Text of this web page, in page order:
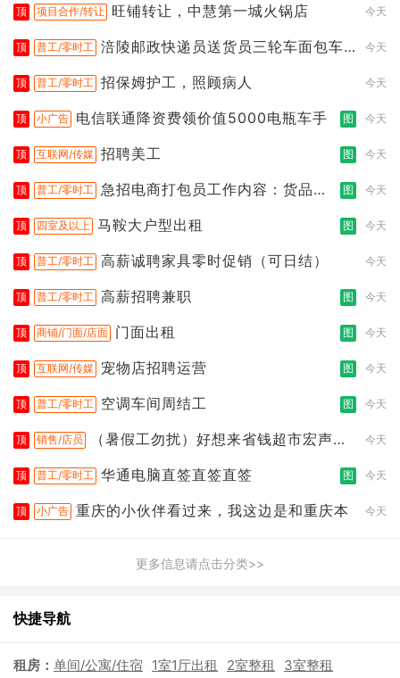
顶 项目合作/转让 旺铺转让，中慧第一城火锅店 今天
顶 普工/零时工 涪陵邮政快递员送货员三轮车面包车
今天
顶 普工/零时工 招保姆护工，照顾病人 今天
顶 小广告 电信联通降资费领价值5000电瓶车手 图 今天
顶 互联网/传媒 招聘美工 图 今天
顶 普工/零时工 急招电商打包员工作内容：货品分
图 今天
顶 四室及以上 马鞍大户型出租 图 今天
顶 普工/零时工 高薪诚聘家具零时促销（可日结） 今天
顶 普工/零时工 高薪招聘兼职 图 今天
顶 商铺/门面/店面 门面出租 图 今天
顶 互联网/传媒 宠物店招聘运营 图 今天
顶 普工/零时工 空调车间周结工 图 今天
顶 销售/店员
（暑假工勿扰）好想来省钱超市宏声桥
今天
顶 普工/零时工 华通电脑直签直签直签 图 今天
顶 小广告 重庆的小伙伴看过来，我这边是和重庆本 今天
更多信息请点击分类>>
快捷导航
租房： 单间/公寓/住宿 1室1厅出租 2室整租 3室整租